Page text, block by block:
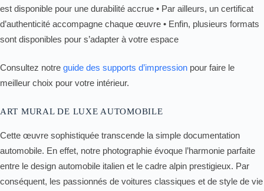
est disponible pour une durabilité accrue • Par ailleurs, un certificat
d’authenticité accompagne chaque œuvre • Enfin, plusieurs formats
sont disponibles pour s’adapter à votre espace
Consultez notre guide des supports d’impression pour faire le
meilleur choix pour votre intérieur.
ART MURAL DE LUXE AUTOMOBILE
Cette œuvre sophistiquée transcende la simple documentation
automobile. En effet, notre photographie évoque l’harmonie parfaite
entre le design automobile italien et le cadre alpin prestigieux. Par
conséquent, les passionnés de voitures classiques et de style de vie